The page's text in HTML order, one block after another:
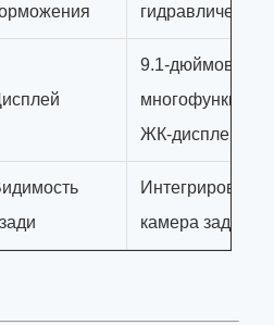
гидравлический
9.1-дюймовый
ЖК-дисплей
камера задним